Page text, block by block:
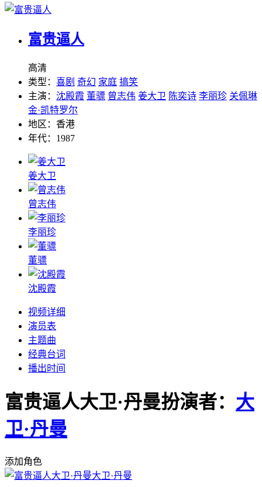
富贵逼人
高清
类型： 喜剧 奇幻 家庭 搞笑
主演： 沈殿霞 董骠 曾志伟 姜大卫 陈奕诗 李丽珍 关佩琳
金·凯特罗尔
地区： 香港
年代： 1987
姜大卫
曾志伟
李丽珍
董骠
沈殿霞
视频详细
演员表
主题曲
经典台词
播出时间
富贵逼人大卫·丹曼扮演者： 大
卫·丹曼
添加角色
大卫·丹曼